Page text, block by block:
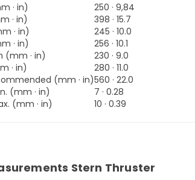
· in)
250 · 9,84
· in)
398 · 15.7
· in)
245 · 10.0
· in)
256 · 10.1
(mm · in)
230 · 9.0
· in)
280 · 11.0
(mm · in)560 · 22.0
(mm · in)
7 · 0.28
(mm · in)
10 · 0.39
Stern Thruster